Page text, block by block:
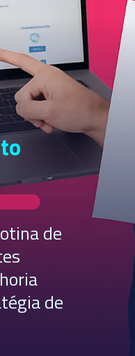
de
de